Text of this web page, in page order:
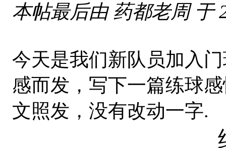
本帖最后由 药都老周 于
今天是我们新队员加入
感而发，写下一篇练球
文照发，没有改动一字.